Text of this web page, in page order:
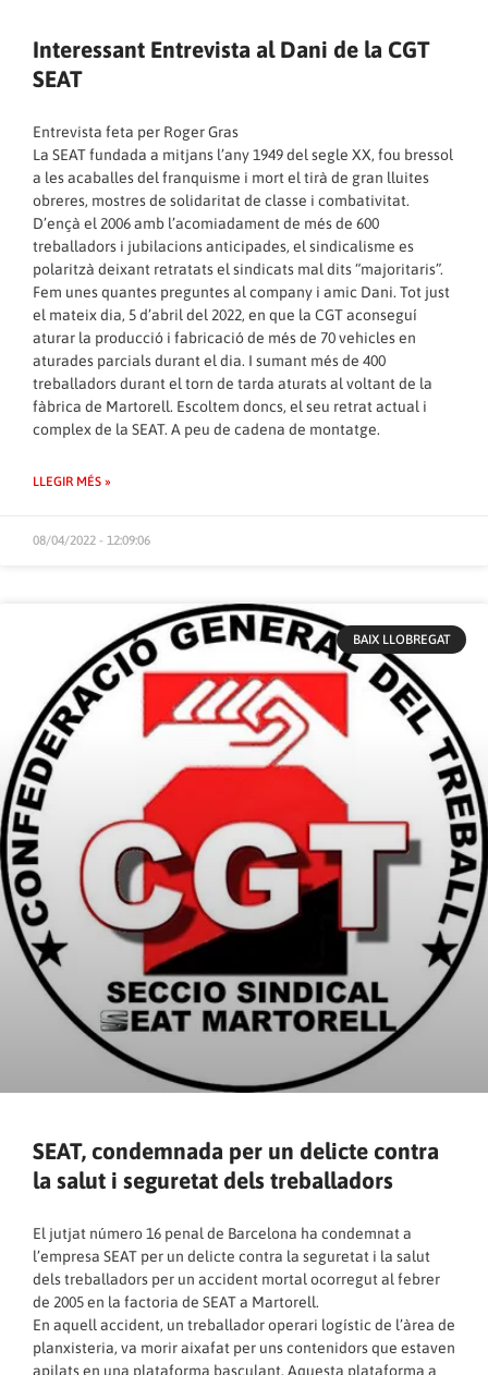
Interessant Entrevista al Dani de la CGT
SEAT
Entrevista feta per Roger Gras
La SEAT fundada a mitjans l’any 1949 del segle XX, fou bressol
a les acaballes del franquisme i mort el tirà de gran lluites
obreres, mostres de solidaritat de classe i combativitat.
D’ençà el 2006 amb l’acomiadament de més de 600
treballadors i jubilacions anticipades, el sindicalisme es
polaritzà deixant retratats el sindicats mal dits “majoritaris”.
Fem unes quantes preguntes al company i amic Dani. Tot just
el mateix dia, 5 d’abril del 2022, en que la CGT aconseguí
aturar la producció i fabricació de més de 70 vehicles en
aturades parcials durant el dia. I sumant més de 400
treballadors durant el torn de tarda aturats al voltant de la
fàbrica de Martorell. Escoltem doncs, el seu retrat actual i
complex de la SEAT. A peu de cadena de montatge.
LLEGIR MÉS »
08/04/2022 - 12:09:06
BAIX LLOBREGAT
SEAT, condemnada per un delicte contra
la salut i seguretat dels treballadors
El jutjat número 16 penal de Barcelona ha condemnat a
l’empresa SEAT per un delicte contra la seguretat i la salut
dels treballadors per un accident mortal ocorregut al febrer
de 2005 en la factoria de SEAT a Martorell.
En aquell accident, un treballador operari logístic de l’àrea de
planxisteria, va morir aixafat per uns contenidors que estaven
apilats en una plataforma basculant. Aquesta plataforma a